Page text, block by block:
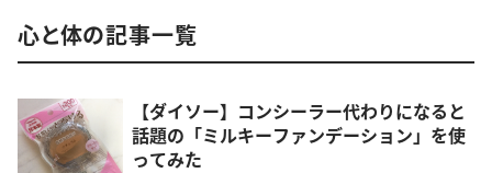
心と体の記事一覧
【ダイソー】コンシーラー代わりになると
話題の「ミルキーファンデーション」を使
ってみた